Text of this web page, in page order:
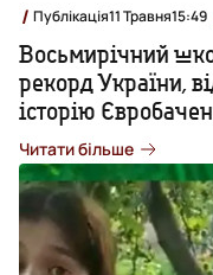
Публікація11 Травня15:49
Восьмирічний
рекорд України,
історію
Читати більше